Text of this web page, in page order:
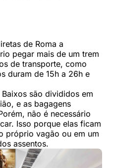
de Roma a
pegar mais de um trem
de transporte, como
duram de 15h a 26h e
são divididos em
e as bagagens
não é necessário
Isso porque elas ficam
próprio vagão ou em um
assentos.